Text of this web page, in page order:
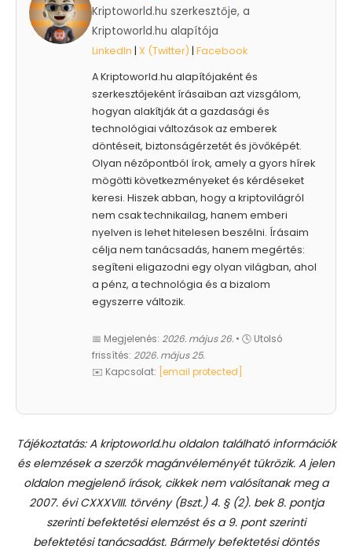
Kriptoworld.hu szerkesztője, a
Kriptoworld.hu alapítója
LinkedIn | X (Twitter) | Facebook
A Kriptoworld.hu alapítójaként és
szerkesztőjeként írásaiban azt vizsgálom,
hogyan alakítják át a gazdasági és
technológiai változások az emberek
döntéseit, biztonságérzetét és jövőképét.
Olyan nézőpontból írok, amely a gyors hírek
mögötti következményeket és kérdéseket
keresi. Hiszek abban, hogy a kriptovilágról
nem csak technikailag, hanem emberi
nyelven is lehet hitelesen beszélni. Írásaim
célja nem tanácsadás, hanem megértés:
segíteni eligazodni egy olyan világban, ahol
a pénz, a technológia és a bizalom
egyszerre változik.
📅 Megjelenés: 2026. május 26. • 🕓 Utolsó
frissítés: 2026. május 25.
✉️ Kapcsolat:
[email protected]
Tájékoztatás: A kriptoworld.hu oldalon található információk
és elemzések a szerzők magánvéleményét tükrözik. A jelen
oldalon megjelenő írások, cikkek nem valósítanak meg a
2007. évi CXXXVIII. törvény (Bszt.) 4. § (2). bek 8. pontja
szerinti befektetési elemzést és a 9. pont szerinti
befektetési tanácsadást. Bármely befektetési döntés